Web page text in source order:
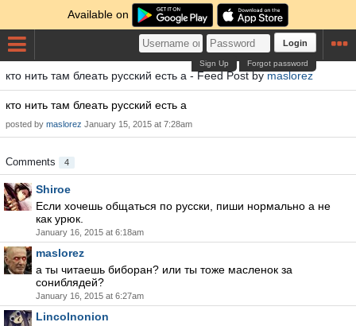
Available on
Login
Forgot password
Sign Up
кто нить там блеать русский есть а - Feed Post bymaslorez
кто нить там блеать русский есть а
posted by maslorez January 15, 2015 at 7:28am
Comments 4
Shiroe
Если хочешь общаться по русски, пиши нормально а не
как урюк.
January 16, 2015 at 6:18am
maslorez
а ты читаешь биборан? или ты тоже масленок за
сониблядей?
January 16, 2015 at 6:27am
Lincolnonion